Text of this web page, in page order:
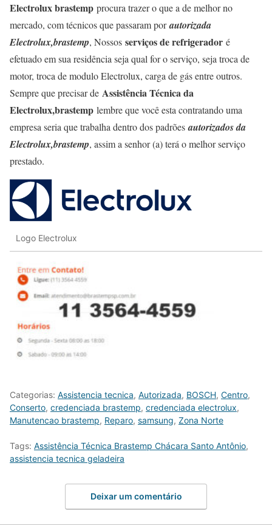
Electrolux brastemp procura trazer o que a de melhor no
mercado, com técnicos que passaram porautorizada
Electrolux,brastemp, Nossos serviços de refrigerador é
efetuado em sua residência seja qual for o serviço, seja troca de
motor, troca de modulo Electrolux, carga de gás entre outros.
Sempre que precisar de Assistência Técnica da
Electrolux,brastemp lembre que você esta contratando uma
empresa seria que trabalha dentro dos padrõesautorizados da
Electrolux,brastemp, assim a senhor (a) terá o melhor serviço
prestado.
Logo Electrolux
Categorias: Assistencia tecnica, Autorizada, BOSCH, Centro,
Conserto, credenciada brastemp, credenciada electrolux,
Manutencao brastemp, Reparo, samsung, Zona Norte
Tags: Assistência Técnica Brastemp Chácara Santo Antônio,
assistencia tecnica geladeira
Deixar um comentário